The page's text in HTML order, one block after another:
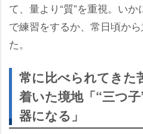
て、量より“質”を重視。い
で練習をするか、常日頃か
た。
常に比べられてきた
着いた境地「“三つ
器になる」